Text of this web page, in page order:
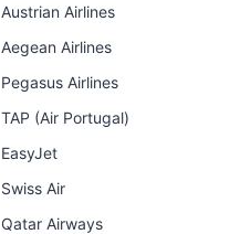
Austrian Airlines
Aegean Airlines
Pegasus Airlines
TAP (Air Portugal)
EasyJet
Swiss Air
Qatar Airways